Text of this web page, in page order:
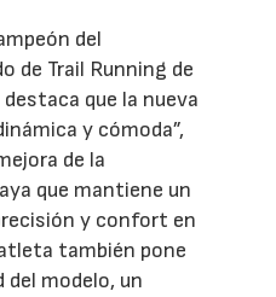
del
de Trail Running de
que la nueva
y cómoda”,
de la
que mantiene un
y confort en
también pone
del modelo, un